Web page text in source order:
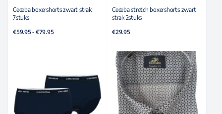
Ceceba boxershorts zwart strak
7stuks
€59.95-€79.95Prijsklasse:
€59.95
Ceceba stretch boxershorts zwart
strak 2stuks
€29.95